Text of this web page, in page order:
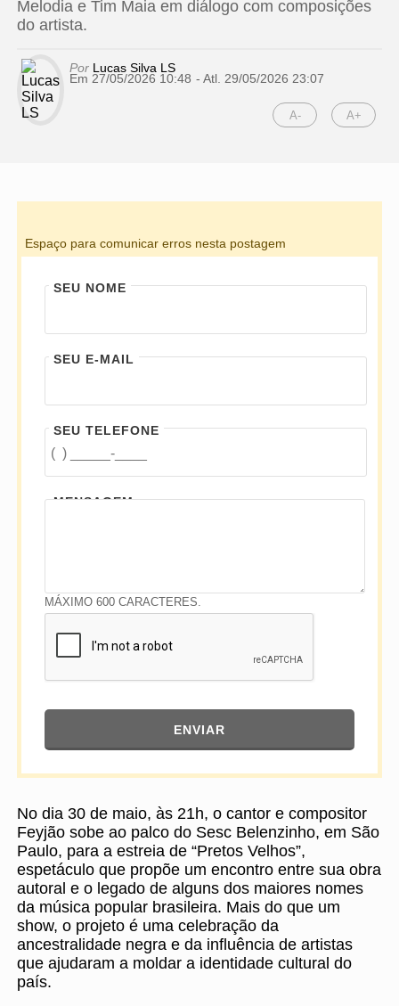
Melodia e Tim Maia em diálogo com composições
do artista.
Por Lucas Silva LS
Em 27/05/2026 10:48 - Atl. 29/05/2026 23:07
A- A+
Espaço para comunicar erros nesta postagem
SEU NOME
SEU E-MAIL
SEU TELEFONE
MENSAGEM
MÁXIMO 600 CARACTERES.
ENVIAR
No dia 30 de maio, às 21h, o cantor e compositor
Feyjão sobe ao palco do Sesc Belenzinho, em São
Paulo, para a estreia de “Pretos Velhos”,
espetáculo que propõe um encontro entre sua obra
autoral e o legado de alguns dos maiores nomes
da música popular brasileira. Mais do que um
show, o projeto é uma celebração da
ancestralidade negra e da influência de artistas
que ajudaram a moldar a identidade cultural do
país.